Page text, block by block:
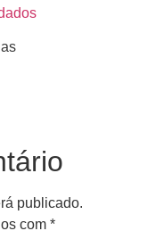
publicado.
com *